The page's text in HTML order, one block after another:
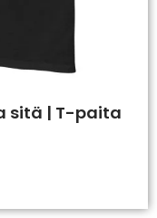
sitä | T-paita